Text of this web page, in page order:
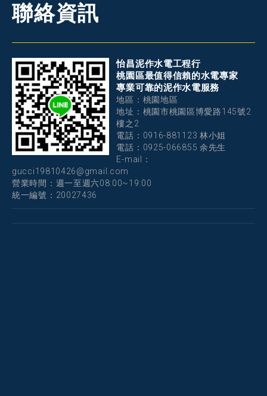
聯絡資訊
怡昌泥作水電工程行
桃園區最值得信賴的水電專家
專業可靠的泥作水電服務
地區：桃園地區
地址：桃園市桃園區博愛路145號2
樓之2
電話： 0916-881123 林小姐
電話： 0925-066855 余先生
E-mail：
gucci19810426@gmail.com
營業時間：週一至週六08:00~19:00
統一編號：20027436